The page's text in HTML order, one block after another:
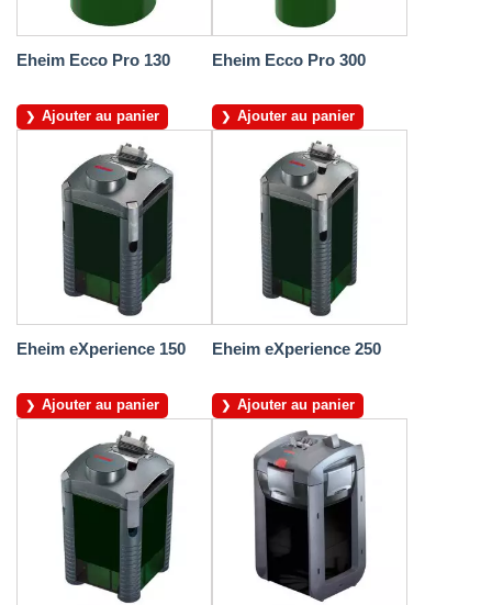
Eheim Ecco Pro 130
Ajouter au panier
Eheim Ecco Pro 300
Ajouter au panier
Eheim eXperience 150
Ajouter au panier
Eheim eXperience 250
Ajouter au panier